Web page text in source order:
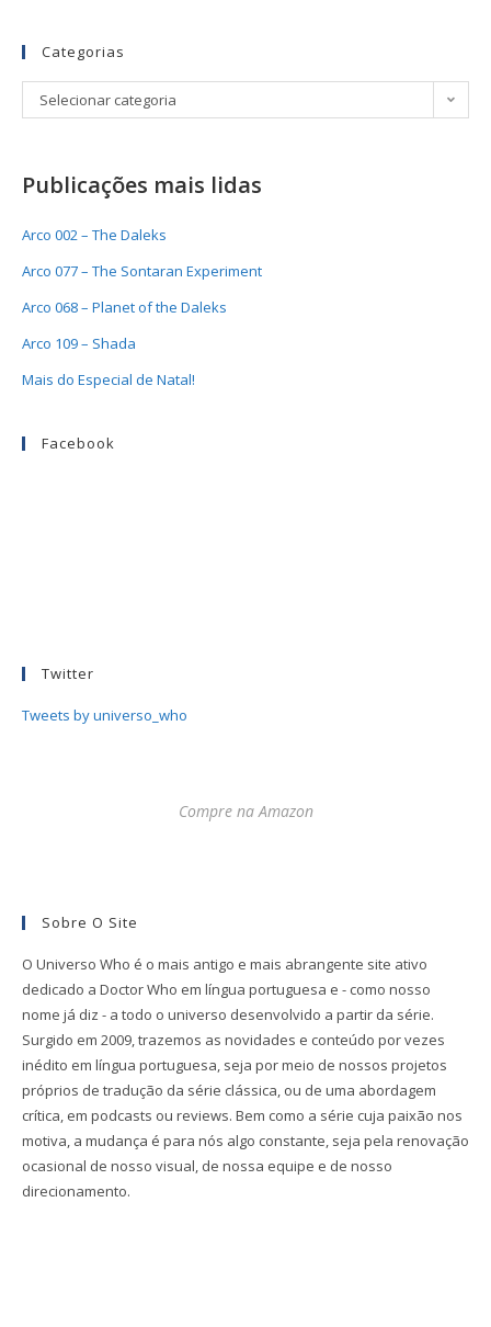
Categorias
Selecionar categoria
Publicações mais lidas
Arco 002 – The Daleks
Arco 077 – The Sontaran Experiment
Arco 068 – Planet of the Daleks
Arco 109 – Shada
Mais do Especial de Natal!
Facebook
Twitter
Tweets by universo_who
Compre na Amazon
Sobre O Site
O Universo Who é o mais antigo e mais abrangente site ativo
dedicado a Doctor Who em língua portuguesa e - como nosso
nome já diz - a todo o universo desenvolvido a partir da série.
Surgido em 2009, trazemos as novidades e conteúdo por vezes
inédito em língua portuguesa, seja por meio de nossos projetos
próprios de tradução da série clássica, ou de uma abordagem
crítica, em podcasts ou reviews. Bem como a série cuja paixão nos
motiva, a mudança é para nós algo constante, seja pela renovação
ocasional de nosso visual, de nossa equipe e de nosso
direcionamento.